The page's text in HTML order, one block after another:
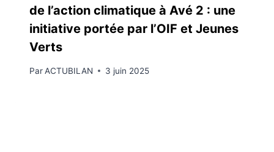
de l’action climatique à Avé 2 : une
initiative portée par l’OIF et Jeunes
Verts
ParACTUBILAN 3 juin 2025